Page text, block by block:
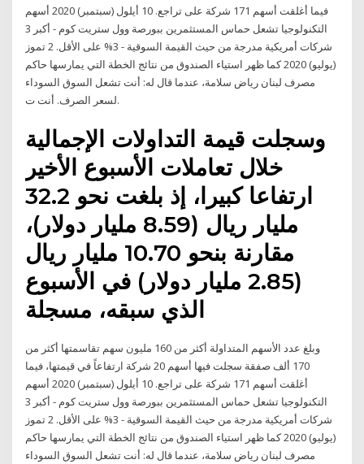
فيما أغلقت أسهم 171 شركة على تراجع. 10 أيلول (سبتمبر) 2020 أسهم
التكنولوجيا تشعل حماس المستثمرين ببورصة وول ستريت كوم - أكبر 3
شركات أمريكية مدرجة من حيث القيمة السوقية - 3% على الأقل. 2 تموز
(يوليو) 2020 كما ظهر استياء الصندوق من نتائج الخطة التي يمارسها حاكم
مصرف لبنان رياض سلامة، عندما قال له: أنت تشعل السوق السوداء
لسعر الصرف. أنت ت.
وسجلت قيمة التداولات الإجمالية
خلال تعاملات الأسبوع الأخير
ارتفاعا كبيرا، إذ بلغت نحو 32.2
مليار ريال (8.59 مليار دولار)،
مقارنة بنحو 10.70 مليار ريال
(2.85 مليار دولار) في الأسبوع
الذي سبقه، مسجلة
وبلغ عدد الأسهم المتداولة أكثر من 160 مليون سهم تقاسمتها أكثر من
170 ألف صفقة سجلت فيها أسهم 20 شركة ارتفاعاً في قيمتها، فيما
أغلقت أسهم 171 شركة على تراجع. 10 أيلول (سبتمبر) 2020 أسهم
التكنولوجيا تشعل حماس المستثمرين ببورصة وول ستريت كوم - أكبر 3
شركات أمريكية مدرجة من حيث القيمة السوقية - 3% على الأقل. 2 تموز
(يوليو) 2020 كما ظهر استياء الصندوق من نتائج الخطة التي يمارسها حاكم
مصرف لبنان رياض سلامة، عندما قال له: أنت تشعل السوق السوداء